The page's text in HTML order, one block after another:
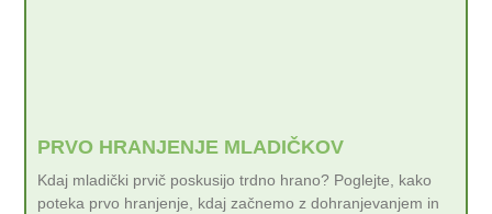
PRVO HRANJENJE MLADIČKOV
Kdaj mladički prvič poskusijo trdno hrano? Poglejte, kako
poteka prvo hranjenje, kdaj začnemo z dohranjevanjem in